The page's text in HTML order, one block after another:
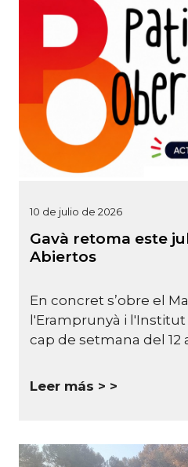
10 de julio de 2026
Gavà retoma este
Abiertos
En concret s’obre el
l'Eramprunyà i l'Institut
cap de setmana del 12
Leer más >